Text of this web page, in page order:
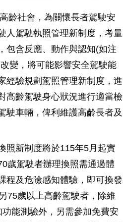
齡社會，為關懷長者駕駛安
人駕駛執照管理新制度，考量
包含反應、動作與認知(如注
變，將可能影響安全駕駛能
經驗規劃駕照管理新制度，進
高齡駕駛身心狀況進行適當檢
駛車輛，俾利維護高齡長者及
照新制度將於115年5月起實
歲駕駛者辦理換照需通過體
程及危險感知體驗，即可換發
75歲以上高齡駕駛者，除維
能測驗外，另需參加免費安